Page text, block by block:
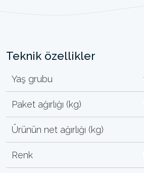
Teknik özellikler
Yaş grubu
Paket ağırlığı (kg)
Ürünün net ağırlığı (kg)
Renk